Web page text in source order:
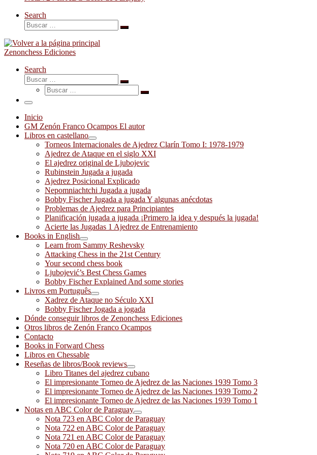
Search
Buscar
Buscar
Zenonchess Ediciones
Search
Buscar
Buscar
Buscar
Buscar
Menú
Inicio
GM Zenón Franco Ocampos El autor
Libros en castellano
Torneos Internacionales de Ajedrez Clarín Tomo I: 1978-1979
Ajedrez de Ataque en el siglo XXI
El ajedrez original de Ljubojevic
Rubinstein Jugada a jugada
Ajedrez Posicional Explicado
Nepomniachtchi Jugada a jugada
Bobby Fischer Jugada a jugada Y algunas anécdotas
Problemas de Ajedrez para Principiantes
Planificación jugada a jugada ¡Primero la idea y después la jugada!
Acierte las Jugadas 1 Ajedrez de Entrenamiento
Books in English
Learn from Sammy Reshevsky
Attacking Chess in the 21st Century
Your second chess book
Ljubojević’s Best Chess Games
Bobby Fischer Explained And some stories
Livros em Português
Xadrez de Ataque no Século XXI
Bobby Fischer Jogada a jogada
Dónde conseguir libros de Zenonchess Ediciones
Otros libros de Zenón Franco Ocampos
Contacto
Books in Forward Chess
Libros en Chessable
Reseñas de libros/Book reviews
Libro Titanes del ajedrez cubano
El impresionante Torneo de Ajedrez de las Naciones 1939 Tomo 3
El impresionante Torneo de Ajedrez de las Naciones 1939 Tomo 2
El impresionante Torneo de Ajedrez de las Naciones 1939 Tomo 1
Notas en ABC Color de Paraguay
Nota 723 en ABC Color de Paraguay
Nota 722 en ABC Color de Paraguay
Nota 721 en ABC Color de Paraguay
Nota 720 en ABC Color de Paraguay